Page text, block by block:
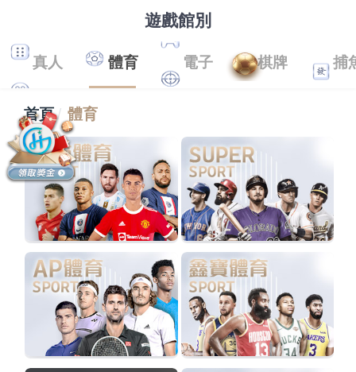
遊戲館別
真人 體育 電子 棋牌 捕
首頁 體育